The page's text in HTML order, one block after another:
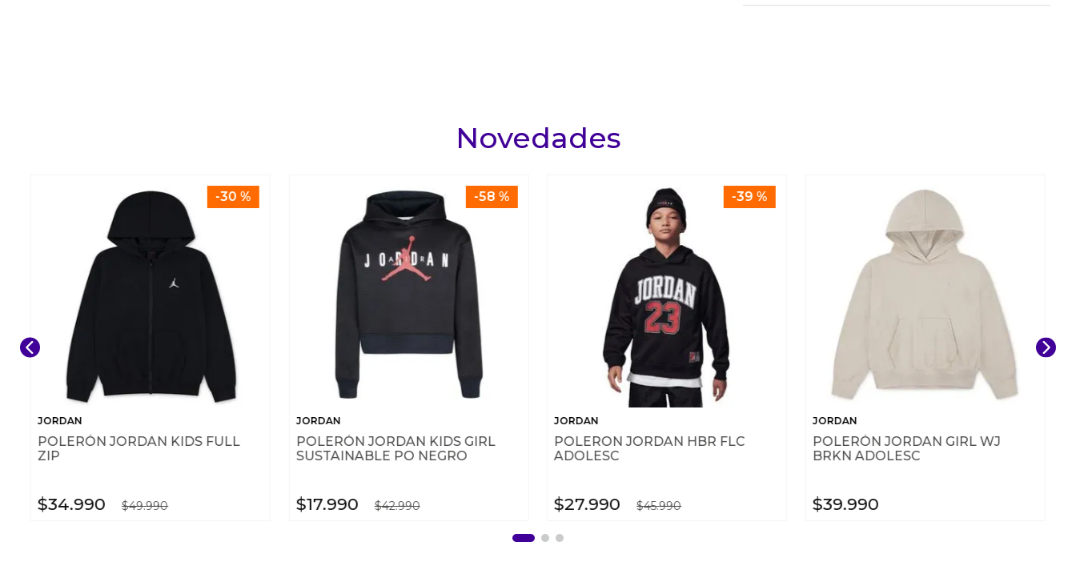
Novedades
-30 %
JORDAN
POLERÓN JORDAN KIDS FULL
ZIP
$34.990 $49.990
-58 %
JORDAN
POLERÓN JORDAN KIDS GIRL
SUSTAINABLE PO NEGRO
$17.990 $42.990
-39 %
JORDAN
POLERON JORDAN HBR FLC
ADOLESC
$27.990 $45.990
JORDAN
POLERÓN JORDAN GIRL WJ
BRKN ADOLESC
$39.990